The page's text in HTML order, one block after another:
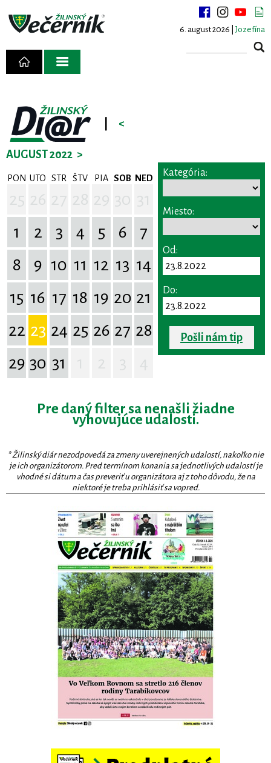
6. august 2026 | Jozefína
<
AUGUST 2022 >
PON UTO STR ŠTV PIA SOB NED
1
2 3 4 5 6
7
8
9 10 11 12 13 14
15 16 17 18 19 20 21
22 23 24 25 26 27 28
29 30 31
Kategória:
Miesto:
Od:
Do:
Pošli nám tip
Pre daný filter sa nenašli žiadne
vyhovujúce udalosti.
* Žilinský diár nezodpovedá za zmeny uverejnených udalostí, nakoľko nie
je ich organizátorom. Pred termínom konania sa jednotlivých udalostí je
vhodné si dátum a čas preveriť u organizátora aj z toho dôvodu, že na
niektoré je treba prihlásiť sa vopred.